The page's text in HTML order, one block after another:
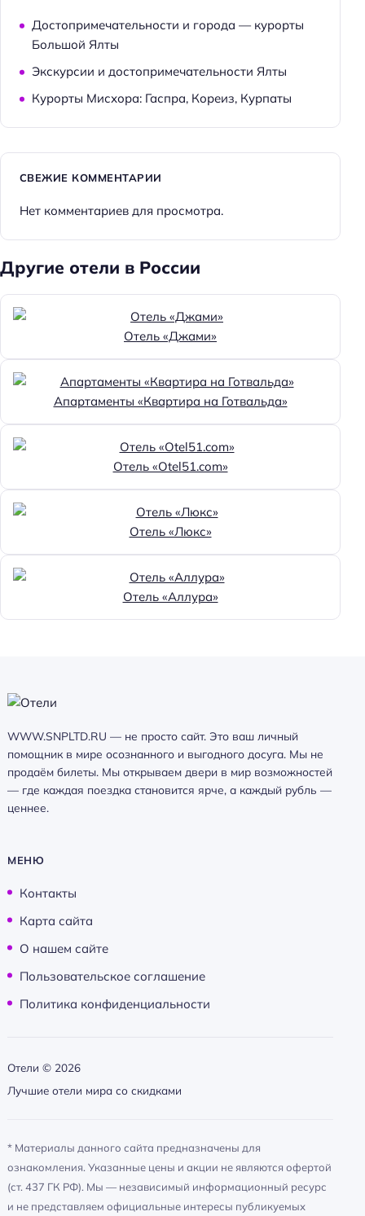
Доступность помещения на инвалидной коляске:
недоступно
Парковка
Бесплатная
Парковка
Парковка
Кондиционер в номере
Оплата картой
Пляжная линия: 1-я линия
Достопримечательности и города — курорты
Большой Ялты
Экскурсии и достопримечательности Ялты
Курорты Мисхора: Гаспра, Кореиз, Курпаты
СВЕЖИЕ КОММЕНТАРИИ
Нет комментариев для просмотра.
Другие отели в России
Отель «Джами»
Апартаменты «Квартира на Готвальда»
Отель «Otel51.com»
Отель «Люкс»
Отель «Аллура»
WWW.SNPLTD.RU — не просто сайт. Это ваш личный
помощник в мире осознанного и выгодного досуга. Мы не
продаём билеты. Мы открываем двери в мир возможностей
— где каждая поездка становится ярче, а каждый рубль —
ценнее.
МЕНЮ
Контакты
Карта сайта
О нашем сайте
Пользовательское соглашение
Политика конфиденциальности
Отели © 2026
Лучшие отели мира со скидками
* Материалы данного сайта предназначены для
ознакомления. Указанные цены и акции не являются офертой
(ст. 437 ГК РФ). Мы — независимый информационный ресурс
и не представляем официальные интересы публикуемых